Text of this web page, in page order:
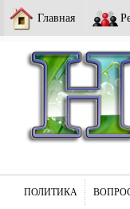
Главная
ПОЛИТИКА